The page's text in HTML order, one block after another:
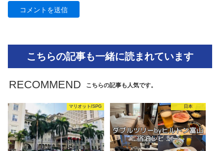
こちらの記事も一緒に読まれています
RECOMMEND こちらの記事も人気です。
マリオット/SPG 日本